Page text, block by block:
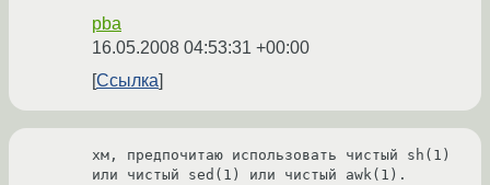
pba
16.05.2008 04:53:31 +00:00
Ссылка
хм, предпочитаю использовать чистый sh(1)
или чистый sed(1) или чистый awk(1).